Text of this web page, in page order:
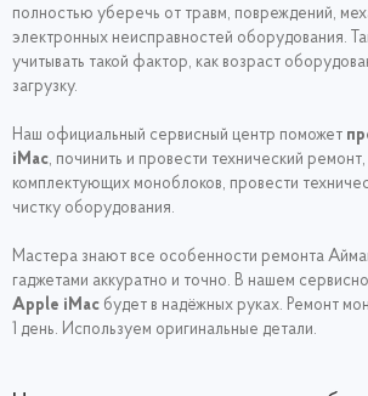
полностью уберечь от травм, повреждений,
электронных неисправностей оборудования.
учитывать такой фактор, как возраст
загрузку.
Наш официальный сервисный центр поможет
iMac, починить и провести технический
комплектующих моноблоков, провести
чистку оборудования.
Мастера знают все особенности ремонта
гаджетами аккуратно и точно. В нашем
Apple iMac будет в надёжных руках. Ремонт
1 день. Используем оригинальные детали.